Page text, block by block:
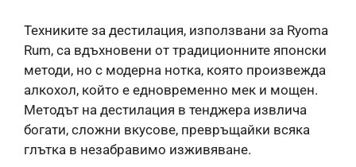
Техниките за дестилация, използвани за Ryoma
Rum, са вдъхновени от традиционните японски
методи, но с модерна нотка, която произвежда
алкохол, който е едновременно мек и мощен.
Методът на дестилация в тенджера извлича
богати, сложни вкусове, превръщайки всяка
глътка в незабравимо изживяване.